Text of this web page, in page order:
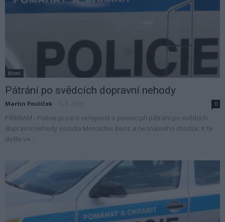
Krimi
Pátrání po svědcích dopravní nehody
Martin Poulíček 0
PŘÍBRAM - Policie prosí o veřejnost o pomoc při pátrání po svědcích
dopravní nehody vozidla Mercedes Benz a neznámého chodce. K té
došlo ve...